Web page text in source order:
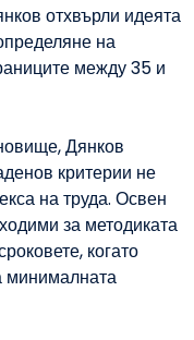
отхвърли идеята
на
между 35 и
Дянков
критерии не
на труда. Освен
за методиката
когато
минималната